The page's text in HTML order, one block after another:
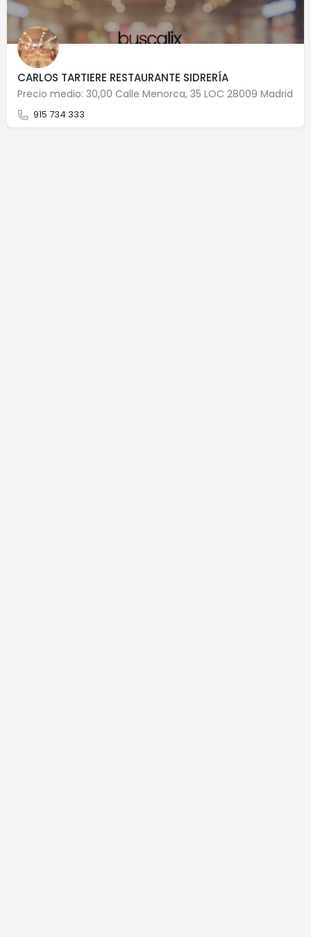
CARLOS TARTIERE RESTAURANTE SIDRERÍA
Precio medio: 30,00 Calle Menorca, 35 LOC 28009 Madrid
915 734 333